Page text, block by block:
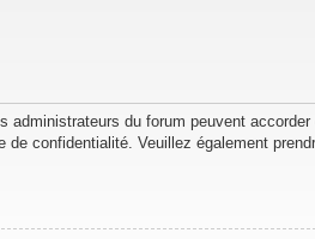
du forum peuvent
confidentialité. Veuillez également